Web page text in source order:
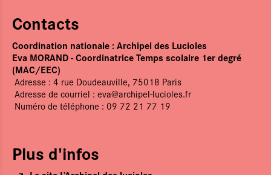
Contacts
Coordination nationale : Archipel des Lucioles
Eva MORAND - Coordinatrice Temps scolaire 1er degré
(MAC/EEC)
Adresse : 4 rue Doudeauville, 75018 Paris
Adresse de courriel : eva@archipel-lucioles.fr
Numéro de téléphone : 09 72 21 77 19
Plus d'infos